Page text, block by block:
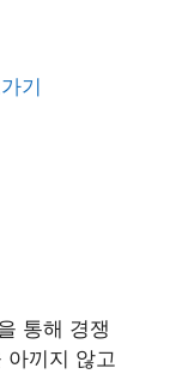
기
통해 경쟁
아끼지 않고